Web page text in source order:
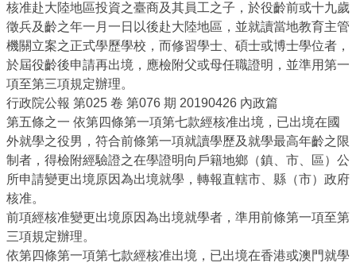
核准赴大陸地區投資之臺商及其員工之子，於役齡前或十九歲
徵兵及齡之年一月一日以後赴大陸地區，並就讀當地教育主管
機關立案之正式學歷學校，而修習學士、碩士或博士學位者，
於屆役齡後申請再出境，應檢附父或母任職證明，並準用第一
項至第三項規定辦理。
行政院公報 第025 卷 第076 期 20190426 內政篇
第五條之一 依第四條第一項第七款經核准出境，已出境在國
外就學之役男，符合前條第一項就讀學歷及就學最高年齡之限
制者，得檢附經驗證之在學證明向戶籍地鄉（鎮、市、區）公
所申請變更出境原因為出境就學，轉報直轄市、縣（市）政府
核准。
前項經核准變更出境原因為出境就學者，準用前條第一項至第
三項規定辦理。
依第四條第一項第七款經核准出境，已出境在香港或澳門就學